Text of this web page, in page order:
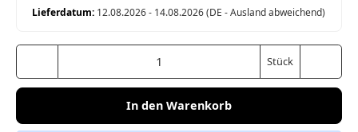
Lieferdatum: 12.08.2026 - 14.08.2026(DE - Ausland abweichend)
Stück
In den Warenkorb